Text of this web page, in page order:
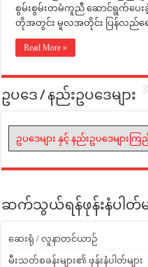
စွမ်းစွမ်းတမံကူညီ ဆောင်ရွက်ပေး
တိုအတွင်း မူလအတိုင်း ပြန်လည်ရ
Read More »
ဥပဒေ / နည်းဥပဒေများ
ဥပဒေများ နှင့် နည်းဥပဒေများက
ဆက်သွယ်ရန်ဖုန်းနံပါတ်မ
ဆေးရုံ / လူနာတင်ယာဉ်
မီးသတ်စခန်းများ၏ ဖုန်းနံပါတ်များ